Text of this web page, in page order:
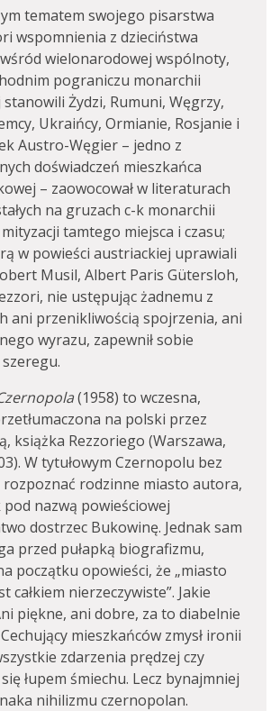
tematem swojego pisarstwa
wspomnienia z dzieciństwa
wielonarodowej wspólnoty,
pograniczu monarchii
Żydzi, Rumuni, Węgrzy,
Ukraińcy, Ormianie, Rosjanie i
Austro-Węgier – jedno z
doświadczeń mieszkańca
– zaowocował w literaturach
na gruzach c-k monarchii
tamtego miejsca i czasu;
w powieści austriackiej uprawiali
Musil, Albert Paris Gütersloh,
nie ustępując żadnemu z
ani przenikliwością spojrzenia, ani
wyrazu, zapewnił sobie
(1958) to wczesna,
na polski przez
książka Rezzoriego (Warszawa,
W tytułowym Czernopolu bez
rodzinne miasto autora,
nazwą powieściowej
dostrzec Bukowinę. Jednak sam
przed pułapką biografizmu,
początku opowieści, że „miasto
całkiem nierzeczywiste”. Jakie
piękne, ani dobre, za to diabelnie
mieszkańców zmysł ironii
zdarzenia prędzej czy
łupem śmiechu. Lecz bynajmniej
nihilizmu czernopolan.